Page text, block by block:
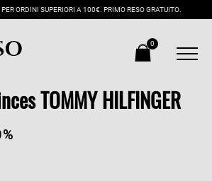
ORDINI SUPERIORI A 100€. PRIMO RESO GRATUITO.
0
TOMMY HILFINGER